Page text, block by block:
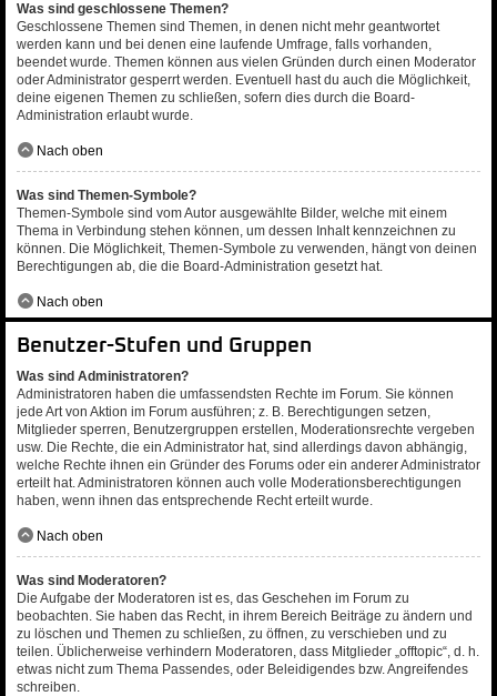
Was sind geschlossene Themen?
Geschlossene Themen sind Themen, in denen nicht mehr geantwortet
werden kann und bei denen eine laufende Umfrage, falls vorhanden,
beendet wurde. Themen können aus vielen Gründen durch einen Moderator
oder Administrator gesperrt werden. Eventuell hast du auch die Möglichkeit,
deine eigenen Themen zu schließen, sofern dies durch die Board-
Administration erlaubt wurde.
Nach oben
Was sind Themen-Symbole?
Themen-Symbole sind vom Autor ausgewählte Bilder, welche mit einem
Thema in Verbindung stehen können, um dessen Inhalt kennzeichnen zu
können. Die Möglichkeit, Themen-Symbole zu verwenden, hängt von deinen
Berechtigungen ab, die die Board-Administration gesetzt hat.
Nach oben
Benutzer-Stufen und Gruppen
Was sind Administratoren?
Administratoren haben die umfassendsten Rechte im Forum. Sie können
jede Art von Aktion im Forum ausführen; z. B. Berechtigungen setzen,
Mitglieder sperren, Benutzergruppen erstellen, Moderationsrechte vergeben
usw. Die Rechte, die ein Administrator hat, sind allerdings davon abhängig,
welche Rechte ihnen ein Gründer des Forums oder ein anderer Administrator
erteilt hat. Administratoren können auch volle Moderationsberechtigungen
haben, wenn ihnen das entsprechende Recht erteilt wurde.
Nach oben
Was sind Moderatoren?
Die Aufgabe der Moderatoren ist es, das Geschehen im Forum zu
beobachten. Sie haben das Recht, in ihrem Bereich Beiträge zu ändern und
zu löschen und Themen zu schließen, zu öffnen, zu verschieben und zu
teilen. Üblicherweise verhindern Moderatoren, dass Mitglieder „offtopic“, d. h.
etwas nicht zum Thema Passendes, oder Beleidigendes bzw. Angreifendes
schreiben.